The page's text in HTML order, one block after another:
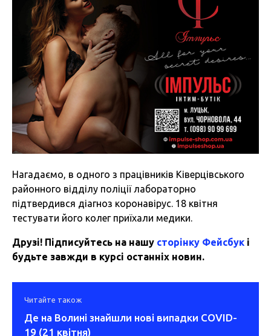
Нагадаємо, в одного з працівників Ківерцівського
районного відділу поліції лабораторно
підтвердився діагноз коронавірус. 18 квітня
тестувати його колег приїхали медики.
Друзі! Підписуйтесь на нашу сторінку Фейсбук і
будьте завжди в курсі останніх новин.
Читайте також
Де на Волині знайшли нові випадки COVID-
19 (21 квітня)